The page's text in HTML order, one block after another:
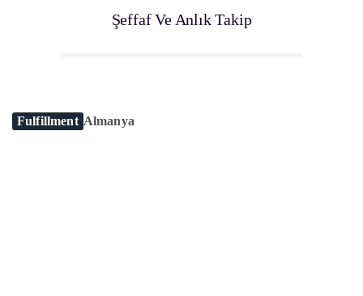
Şeffaf Ve Anlık Takip
Fulfillment Almanya